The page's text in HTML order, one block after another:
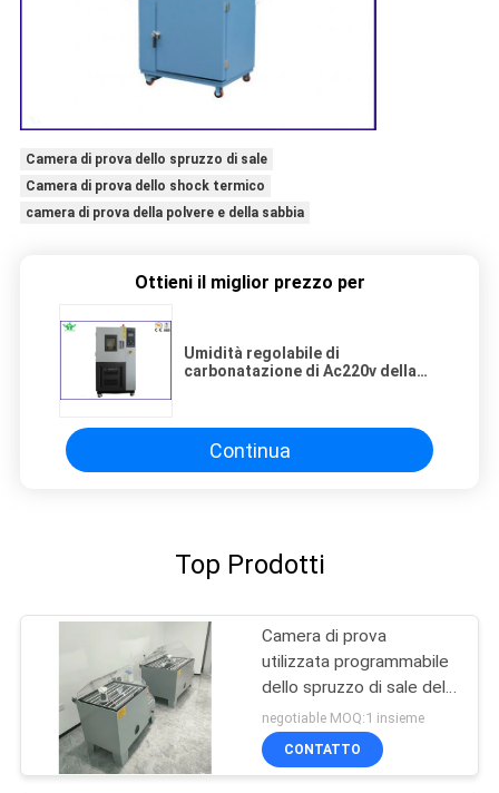
Camera di prova dello spruzzo di sale
Camera di prova dello shock termico
camera di prova della polvere e della sabbia
Ottieni il miglior prezzo per
Umidità regolabile di
carbonatazione di Ac220v della
Continua
Top Prodotti
Camera di prova
utilizzata programmabile
dello spruzzo di sale della
macchina di prova di
corrosione
negotiable MOQ:1 insieme
CONTATTO